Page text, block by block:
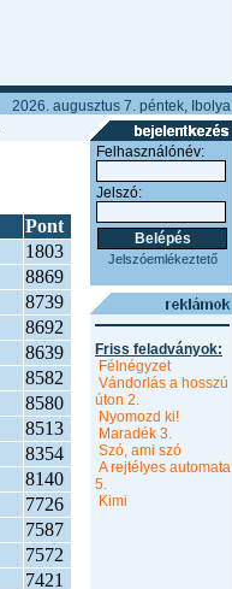
2026. augusztus 7. péntek, Ibolya
Pont
1803
8869
8739
8692
8639
8582
8580
8513
8354
8140
7726
7587
7572
7421
Felhasználónév:
Jelszó:
Jelszóemlékeztető
Friss feladványok:
Félnégyzet
Vándorlás a hosszú
úton 2.
Nyomozd ki!
Maradék 3.
Szó, ami szó
A rejtélyes automata
5.
Kimi